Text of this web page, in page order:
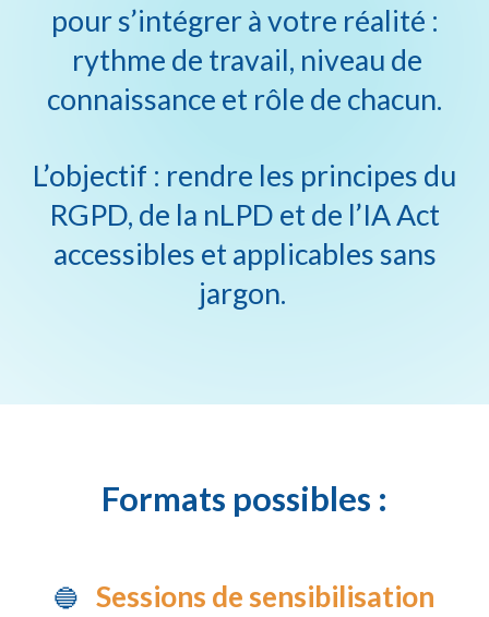
pour s’intégrer à votre réalité :
rythme de travail, niveau de
connaissance et rôle de chacun.
L’objectif : rendre les principes du
RGPD, de la nLPD et de l’IA Act
accessibles et applicables sans
jargon.
Formats possibles :
🔵
Sessions de sensibilisation